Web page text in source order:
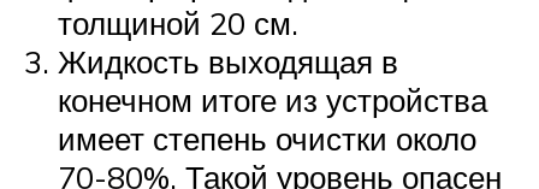
толщиной 20 см.
Жидкость выходящая в
конечном итоге из устройства
имеет степень очистки около
70-80%. Такой уровень опасен